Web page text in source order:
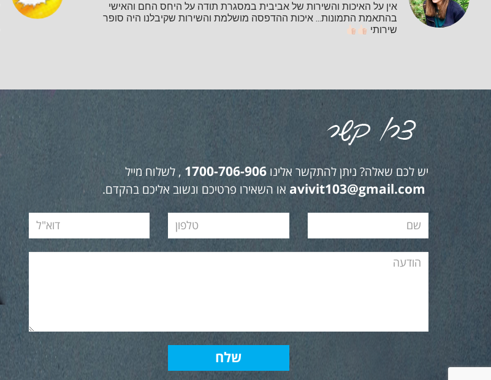
אין על האיכות והשירות של אביבית במסגרת תודה על היחס החם והאישי
בהתאמת התמונות... איכות ההדפסה מושלמת והשירות שקיבלנו היה סופר
שירותי
יש לכם שאלה? ניתן להתקשר אלינו 1700-706-906 , לשלוח מייל
avivit103@gmail.com או השאירו פרטיכם ונשוב אליכם בהקדם.